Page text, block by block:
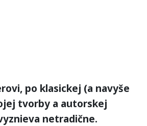
po klasickej (a navyše
tvorby a autorskej
netradične.